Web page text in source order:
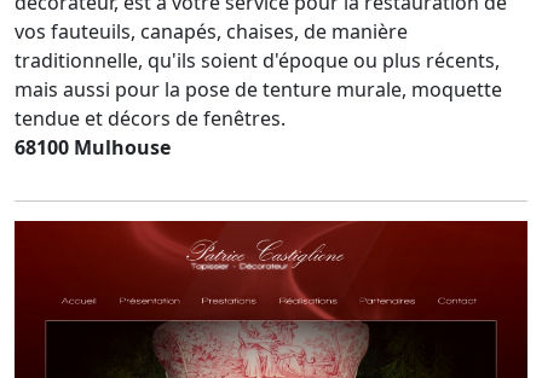
vos fauteuils, canapés, chaises, de manière
traditionnelle, qu'ils soient d'époque ou plus récents,
mais aussi pour la pose de tenture murale, moquette
tendue et décors de fenêtres.
68100 Mulhouse